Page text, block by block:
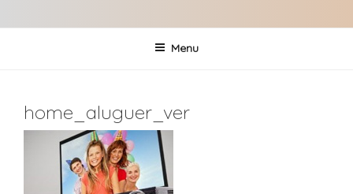
Menu
home_aluguer_ver